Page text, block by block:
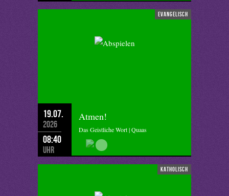
evangelisch
19.07.
2026
08:40
Uhr
Atmen!
Das Geistliche Wort | Quaas
katholisch